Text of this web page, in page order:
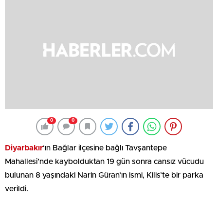
0 0
Diyarbakır‘ın Bağlar ilçesine bağlı Tavşantepe
Mahallesi’nde kaybolduktan 19 gün sonra cansız vücudu
bulunan 8 yaşındaki Narin Güran’ın ismi, Kilis’te bir parka
verildi.